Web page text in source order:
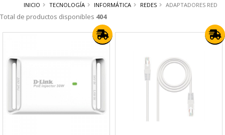
INICIO TECNOLOGÍA INFORMÁTICA REDES ADAPTADORES RED
Total de productos disponibles 404